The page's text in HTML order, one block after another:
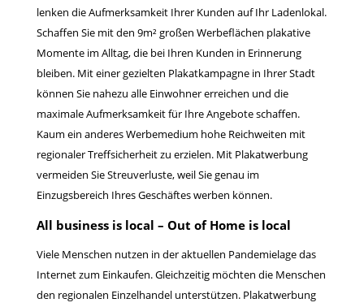
lenken die Aufmerksamkeit Ihrer Kunden auf Ihr Ladenlokal.
Schaffen Sie mit den 9m² großen Werbeflächen plakative
Momente im Alltag, die bei Ihren Kunden in Erinnerung
bleiben. Mit einer gezielten Plakatkampagne in Ihrer Stadt
können Sie nahezu alle Einwohner erreichen und die
maximale Aufmerksamkeit für Ihre Angebote schaffen.
Kaum ein anderes Werbemedium hohe Reichweiten mit
regionaler Treffsicherheit zu erzielen. Mit Plakatwerbung
vermeiden Sie Streuverluste, weil Sie genau im
Einzugsbereich Ihres Geschäftes werben können.
All business is local – Out of Home is local
Viele Menschen nutzen in der aktuellen Pandemielage das
Internet zum Einkaufen. Gleichzeitig möchten die Menschen
den regionalen Einzelhandel unterstützen. Plakatwerbung